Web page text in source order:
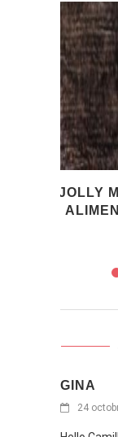
JOLLY
GINA
24